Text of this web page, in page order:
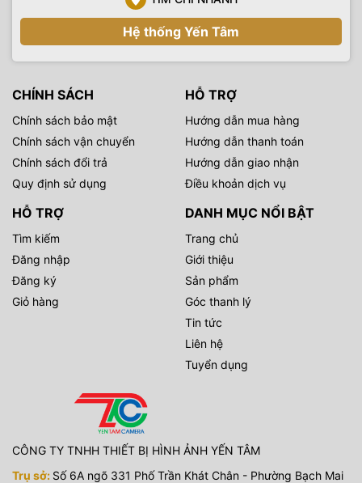
bao giờ hết!
Sản phẩm được bán với giá ưu đãi tạiYến Tâm Camera, liên
Yến Tâm Camera
chuyên cung cấp các loại máy ảnh, máy
quay phim, các loại đèn phục vụ quay phim, chụp ảnh sản
phẩm, ngoài trời, các sản phẩm, phụ kiện công nghệ hàng
chính hãng. Thiết bị hình ảnh Yến Tâm cũng là đơn vị
trường quay
trọn gói, tư vấn và chuyển giao các công nghệ
trường quay ảo đến mọi khách hàng có nhu cầu.
Hệ thống Yến Tâm
CHÍNH SÁCH
Chính sách bảo mật
Chính sách vận chuyển
Chính sách đổi trả
Quy định sử dụng
HỖ TRỢ
Hướng dẫn mua hàng
Hướng dẫn thanh toán
Hướng dẫn giao nhận
Điều khoản dịch vụ
HỖ TRỢ
Tìm kiếm
Đăng nhập
Đăng ký
Giỏ hàng
DANH MỤC NỔI BẬT
Trang chủ
Giới thiệu
Sản phẩm
Góc thanh lý
Tin tức
Liên hệ
Tuyển dụng
CÔNG TY TNHH THIẾT BỊ HÌNH ẢNH YẾN TÂM
Trụ sở: Số 6A ngõ 331 Phố Trần Khát Chân - Phường Bạch Mai